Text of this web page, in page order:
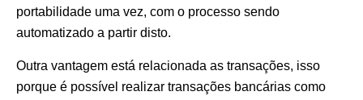
portabilidade uma vez, com o processo sendo
automatizado a partir disto.
Outra vantagem está relacionada as transações, isso
porque é possível realizar transações bancárias como